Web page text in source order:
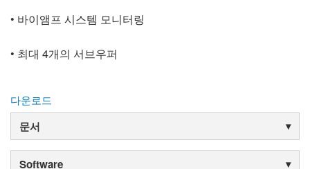
• 바이앰프 시스템 모니터링
• 최대 4개의 서브우퍼
다운로드
문서
Software